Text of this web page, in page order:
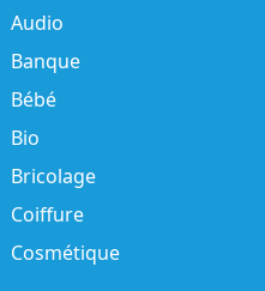
Audio
Banque
Bébé
Bio
Bricolage
Coiffure
Cosmétique